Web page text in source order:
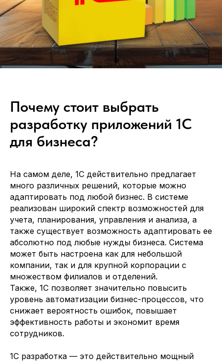
Почему стоит выбрать
разработку приложений 1С
для бизнеса?
На самом деле, 1С действительно предлагает
много различных решений, которые можно
адаптировать под любой бизнес. В системе
реализован широкий спектр возможностей для
учета, планирования, управления и анализа, а
также существует возможность адаптировать ее
абсолютно под любые нужды бизнеса. Система
может быть настроена как для небольшой
компании, так и для крупной корпорации с
множеством филиалов и отделений.
Также, 1С позволяет значительно повысить
уровень автоматизации бизнес-процессов, что
снижает вероятность ошибок, повышает
эффективность работы и экономит время
сотрудников.
1С разработка — это действительно мощный
Телефон или мессенджер или почта (telegram, WhatsApp, email)
Какие специалисты требуются
Отправить заявку
Согласие на обработку Персональных
данныхи соглашаетесь сПолитикой в
отношении обработки персональных
данных
командуопытными IT-
специалистами
Расскажите кто вам требуется и мы
направим наших кандидатов в течение
24 часов
+7 (499)3468461